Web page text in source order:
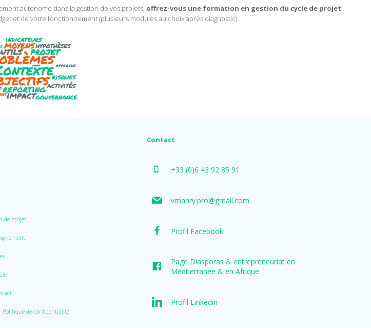
autonome dans la gestion de vos projets, offrez-vous une formation en gestion du cycle de projet
et de votre fonctionnement (plusieurs modules au choix après diagnostic).
de projet
Politique de confidentialité
Contact
+33 (0)6 43 92 85 91
vmanry.pro@gmail.com
Profil Facebook
Page Diasporas & entrepreneuriat en
Méditerranée & en Afrique
Profil Linkedin